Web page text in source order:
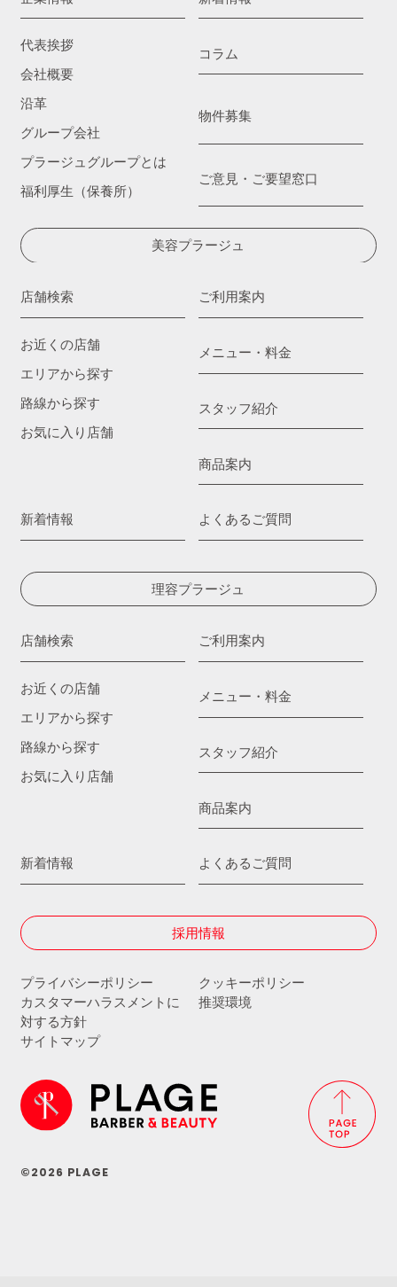
代表挨拶
会社概要
沿革
グループ会社
プラージュグループとは
福利厚生（保養所）
コラム
物件募集
ご意見・ご要望窓口
美容プラージュ
店舗検索
お近くの店舗
エリアから探す
路線から探す
お気に入り店舗
ご利用案内
メニュー・料金
スタッフ紹介
商品案内
新着情報 よくあるご質問
理容プラージュ
店舗検索
お近くの店舗
エリアから探す
路線から探す
お気に入り店舗
ご利用案内
メニュー・料金
スタッフ紹介
商品案内
新着情報 よくあるご質問
採用情報
プライバシーポリシー
クッキーポリシー
カスタマーハラスメントに
対する方針
推奨環境
サイトマップ
©2026 PLAGE